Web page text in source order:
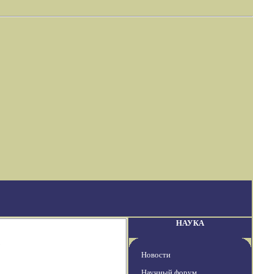
НАУКА
Новости